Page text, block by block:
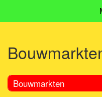
Bouwmarkten